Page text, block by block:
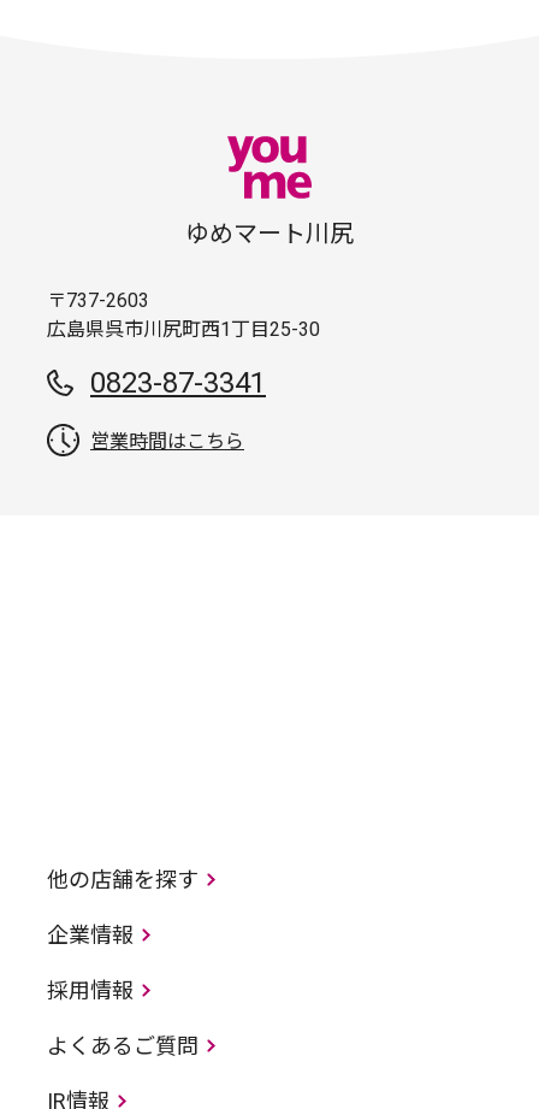
ゆめマート川尻
〒737-2603
広島県呉市川尻町西1丁目25-30
0823-87-3341
営業時間はこちら
他の店舗を探す
企業情報
採用情報
よくあるご質問
IR情報